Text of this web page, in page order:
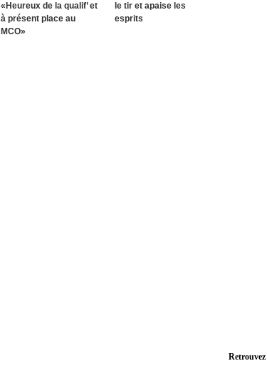
«Heureux de la qualif’ et
à présent place au
MCO»
le tir et apaise les
esprits